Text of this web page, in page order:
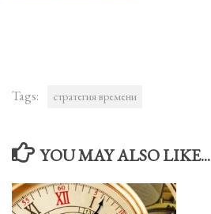
Tags: стратегия времени
YOU MAY ALSO LIKE...